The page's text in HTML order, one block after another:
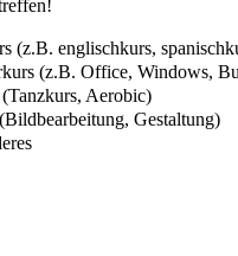
(z.B. englischkurs,
(z.B. Office, Windows,
Aerobic)
Gestaltung)